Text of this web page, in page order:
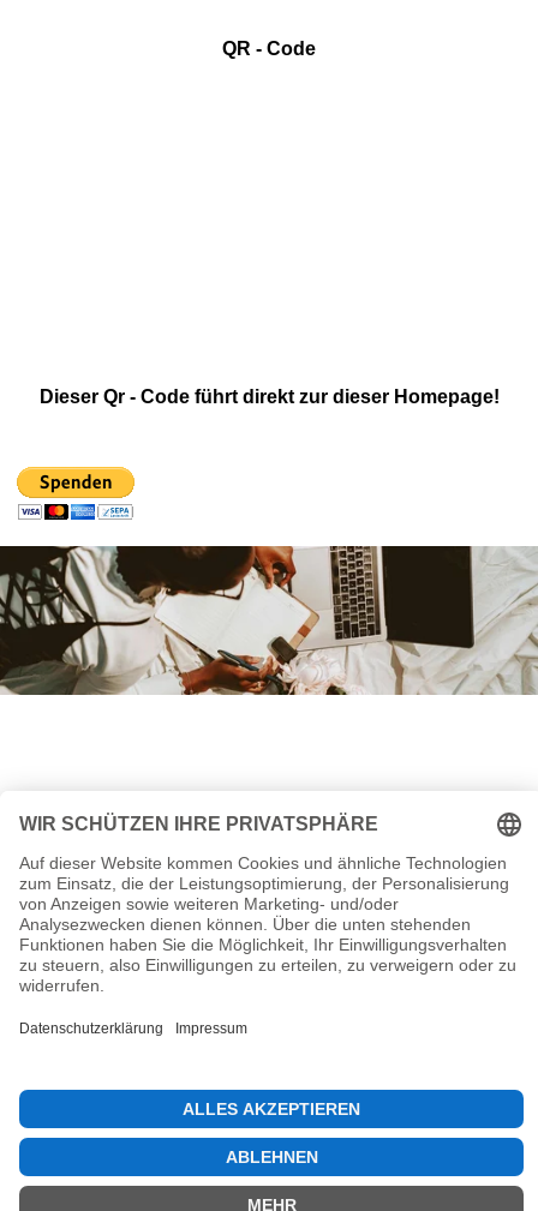
QR - Code
Dieser Qr - Code führt direkt zur dieser Homepage!
Homepage Hauptmenü
MCF Game Live
Neuester & Letzter "Mein Blog / Bobby Blog" Beitrag
Termin vereinbaren
Bobby Blog Unterstützung & Spende
Kontakt
Sitemap
Nutzungsbedingungen
Abo Kündigen
© 2026 Marco-Christopher Falke